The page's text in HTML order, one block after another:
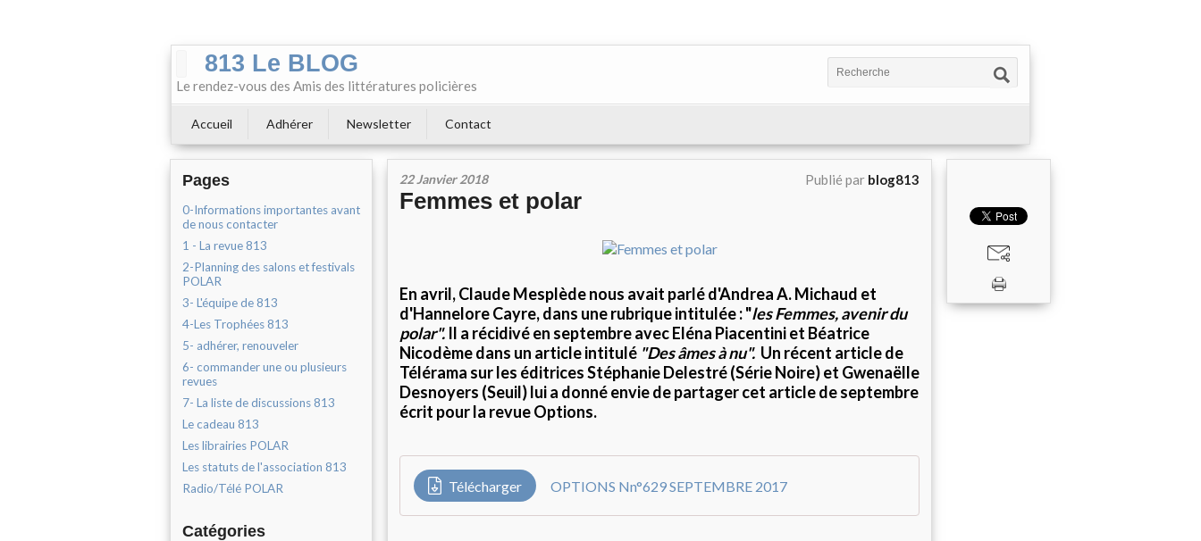
813 Le BLOG
Le rendez-vous des Amis des littératures policières
Accueil Adhérer Newsletter Contact
Pages
0-Informations importantes avant
de nous contacter
1 - La revue 813
2-Planning des salons et festivals
POLAR
3- L'équipe de 813
4-Les Trophées 813
5- adhérer, renouveler
6- commander une ou plusieurs
revues
7- La liste de discussions 813
Le cadeau 813
Les librairies POLAR
Les statuts de l'association 813
Radio/Télé POLAR
Catégories
22 Janvier 2018 Publié par blog813
Femmes et polar
En avril, Claude Mesplède nous avait parlé d'Andrea A. Michaud et
d'Hannelore Cayre, dans une rubrique intitulée : "les Femmes, avenir du
polar". Il a récidivé en septembre avec Eléna Piacentini et Béatrice
Nicodème dans un article intitulé "Des âmes à nu". Un récent article de
Télérama sur les éditrices Stéphanie Delestré (Série Noire) et Gwenaëlle
Desnoyers (Seuil) lui a donné envie de partager cet article de septembre
écrit pour la revue Options.
Télécharger OPTIONS Nn°629 SEPTEMBRE 2017